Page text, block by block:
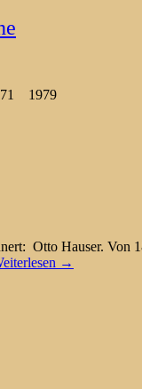
71 1979
Otto Hauser. Von
→